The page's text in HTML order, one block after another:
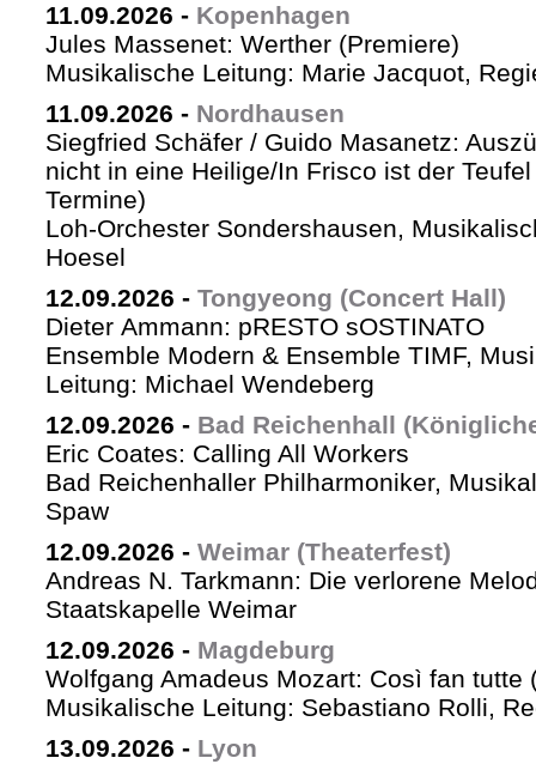
11.09.2026 - Kopenhagen
Jules Massenet: Werther (Premiere)
Musikalische Leitung: Marie Jacquot,
11.09.2026 - Nordhausen
Siegfried Schäfer / Guido Masanetz:
nicht in eine Heilige/In Frisco ist der
Termine)
Loh-Orchester Sondershausen,
Hoesel
12.09.2026 - Tongyeong (Concert Hall)
Dieter Ammann: pRESTO sOSTINATO
Ensemble Modern & Ensemble TIMF,
Leitung: Michael Wendeberg
12.09.2026 - Bad Reichenhall
Eric Coates: Calling All Workers
Bad Reichenhaller Philharmoniker,
Spaw
12.09.2026 - Weimar (Theaterfest)
Andreas N. Tarkmann: Die verlorene
Staatskapelle Weimar
12.09.2026 - Magdeburg
Wolfgang Amadeus Mozart: Così fan tutte
Musikalische Leitung: Sebastiano Rolli,
13.09.2026 - Lyon